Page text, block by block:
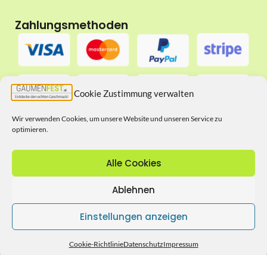
Cookie Zustimmung verwalten
Wir verwenden Cookies, um unsere Website und unseren Service zu
optimieren.
Alle Cookies
Ablehnen
Einstellungen anzeigen
Cookie-RichtlinieDatenschutzImpressum
Zahlungsmethoden
Folgt uns auf
ImpressumDatenschutz© 2026 Gaumenfest.at